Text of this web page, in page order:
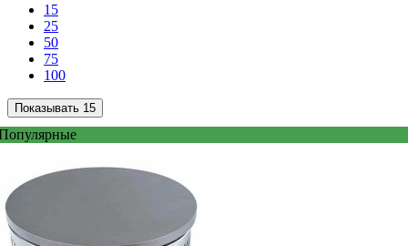
15
25
50
75
100
Показывать 15